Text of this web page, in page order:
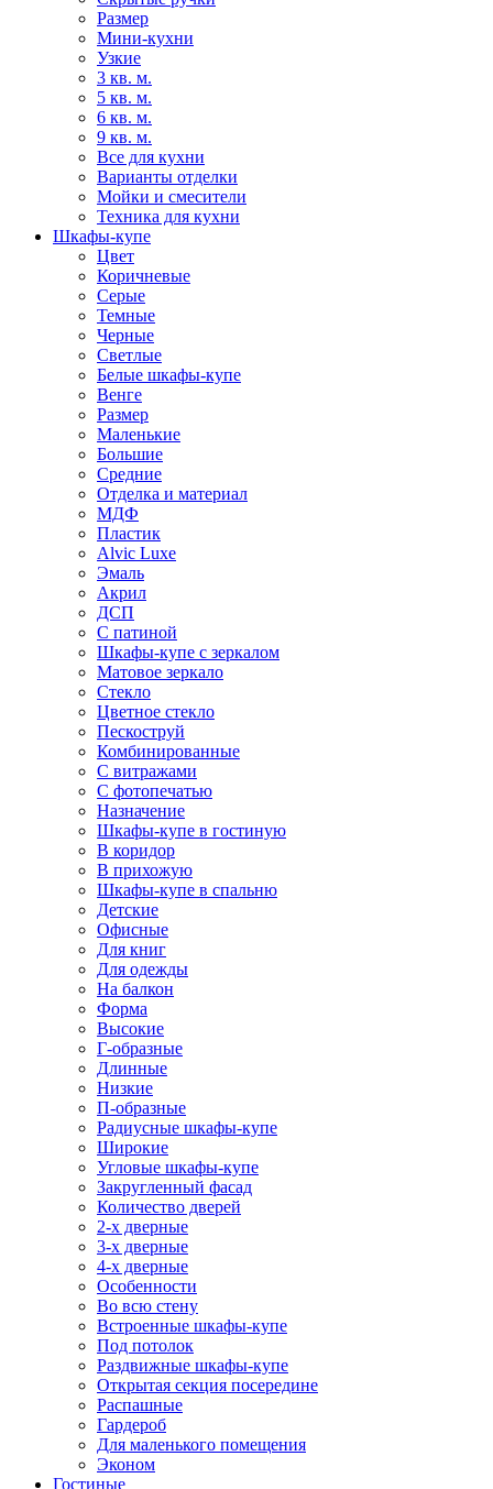
Размер
Мини-кухни
Узкие
3 кв. м.
5 кв. м.
6 кв. м.
9 кв. м.
Все для кухни
Варианты отделки
Мойки и смесители
Техника для кухни
Шкафы-купе
Цвет
Коричневые
Серые
Темные
Черные
Светлые
Белые шкафы-купе
Венге
Размер
Маленькие
Большие
Средние
Отделка и материал
МДФ
Пластик
Alvic Luxe
Эмаль
Акрил
ДСП
С патиной
Шкафы-купе с зеркалом
Матовое зеркало
Стекло
Цветное стекло
Пескоструй
Комбинированные
С витражами
С фотопечатью
Назначение
Шкафы-купе в гостиную
В коридор
В прихожую
Шкафы-купе в спальню
Детские
Офисные
Для книг
Для одежды
На балкон
Форма
Высокие
Г-образные
Длинные
Низкие
П-образные
Радиусные шкафы-купе
Широкие
Угловые шкафы-купе
Закругленный фасад
Количество дверей
2-х дверные
3-х дверные
4-х дверные
Особенности
Во всю стену
Встроенные шкафы-купе
Под потолок
Раздвижные шкафы-купе
Открытая секция посередине
Распашные
Гардероб
Для маленького помещения
Эконом
Гостиные